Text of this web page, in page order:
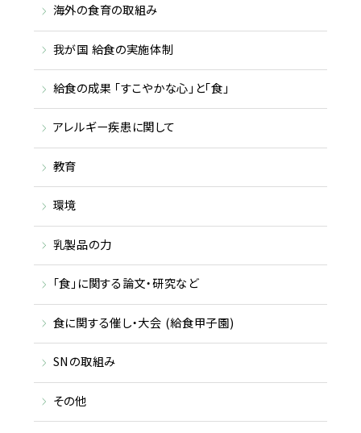
海外の食育の取組み
我が国 給食の実施体制
給食の成果 「すこやかな心」と「食」
アレルギー疾患に関して
教育
環境
乳製品の力
「食」に関する論文・研究など
食に関する催し・大会 (給食甲子園)
SNの取組み
その他